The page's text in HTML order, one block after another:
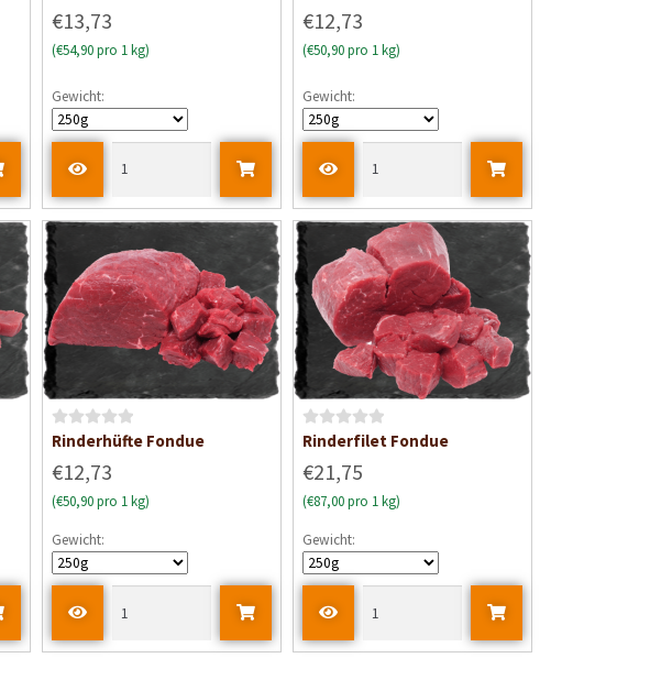
w
e
t
i
t
0
o
n
5
€13,73
(€54,90 pro 1 kg)
Gewicht:
w
e
t
i
t
0
o
€12,73
(€50,90 pro 1 kg)
Gewicht:
B
w
e
t
e
i
Rinderhüfte Fondue
€12,73
(€50,90 pro 1 kg)
Gewicht:
B
w
e
t
e
i
Rinderfilet Fondue
€21,75
(€87,00 pro 1 kg)
Gewicht: